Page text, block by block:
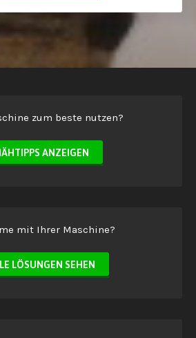
zum beste nutzen?
ANZEIGEN
mit Ihrer Maschine?
LÖSUNGEN SEHEN